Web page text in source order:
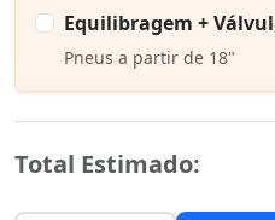
Equilibragem +
Pneus a partir de 18"
Total Estimado: